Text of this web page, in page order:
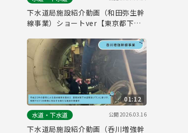
下水道局施設紹介動画（和田弥生幹
線事業）ショートver【東京都下水
01:12
水道・下水道
公開2026.03.16
下水道局施設紹介動画（呑川増強幹